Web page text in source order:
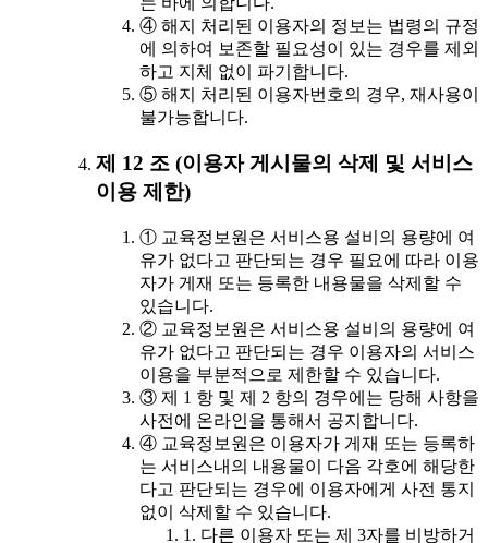
④ 해지 처리된 이용자의 정보는 법령의 규정
에 의하여 보존할 필요성이 있는 경우를 제외
하고 지체 없이 파기합니다.
⑤ 해지 처리된 이용자번호의 경우, 재사용이
불가능합니다.
제 12 조 (이용자 게시물의 삭제 및 서비스
이용 제한)
① 교육정보원은 서비스용 설비의 용량에 여
유가 없다고 판단되는 경우 필요에 따라 이용
자가 게재 또는 등록한 내용물을 삭제할 수
있습니다.
② 교육정보원은 서비스용 설비의 용량에 여
유가 없다고 판단되는 경우 이용자의 서비스
이용을 부분적으로 제한할 수 있습니다.
③ 제 1 항 및 제 2 항의 경우에는 당해 사항을
사전에 온라인을 통해서 공지합니다.
④ 교육정보원은 이용자가 게재 또는 등록하
는 서비스내의 내용물이 다음 각호에 해당한
다고 판단되는 경우에 이용자에게 사전 통지
없이 삭제할 수 있습니다.
1. 다른 이용자 또는 제 3자를 비방하거